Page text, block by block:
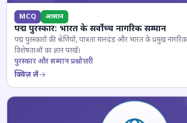
MCQ आसान
पद्म पुरस्कार: भारत के सर्वोच्च नागरिक सम्मान
पद्म पुरस्कारों की श्रेणियों, पात्रता मानदंड और भारत के प्रमुख
विशेषताओं का ज्ञान परखें।
पुरस्कार और सम्मान प्रश्नोत्तरी
क्विज़ लें